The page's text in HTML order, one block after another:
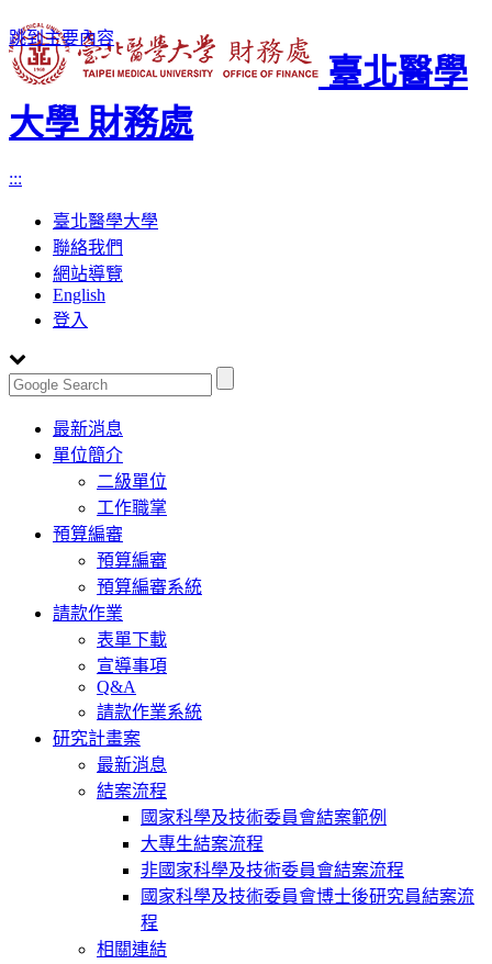
跳到主要內容
臺北醫學
大學 財務處
:::
臺北醫學大學
聯絡我們
網站導覽
English
登入
Toggle
navigation
最新消息
單位簡介
二級單位
工作職掌
預算編審
預算編審
預算編審系統
請款作業
表單下載
宣導事項
Q&A
請款作業系統
研究計畫案
最新消息
結案流程
國家科學及技術委員會結案範例
大專生結案流程
非國家科學及技術委員會結案流程
國家科學及技術委員會博士後研究員結案流
程
相關連結